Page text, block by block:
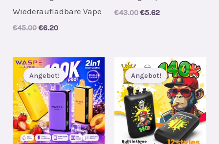
Wiederaufladbare Vape
€45.00 Original
€45.00.
€6.20Current
€6.20.
€43.00 Original
€5.62Current
Angebot! Angebot!